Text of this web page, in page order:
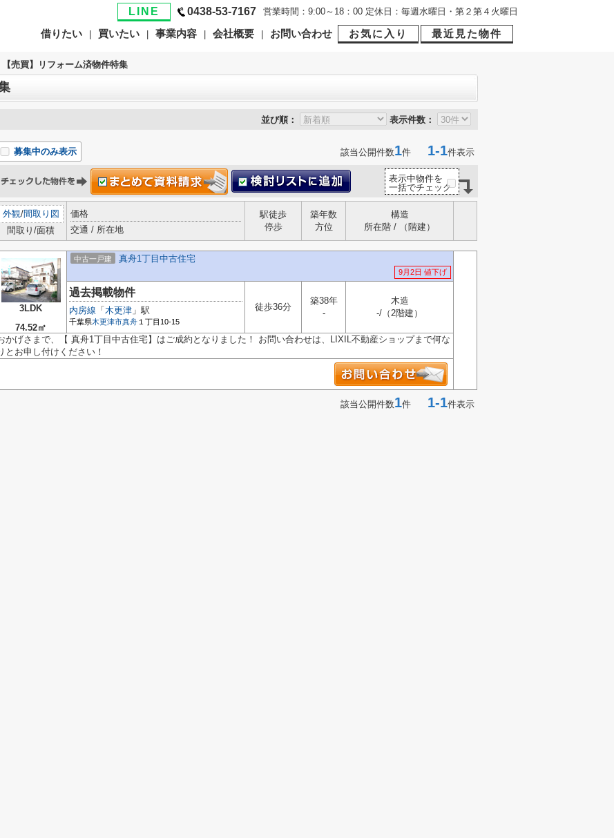
LINE 0438-53-7167 営業時間：9:00～18：00 定休日：毎週水曜日・第２第４火曜日
借りたい 買いたい 事業内容 会社概要 お問い合わせ お気に入り 最近見た物件
【売買】リフォーム済物件特集
並び順： 表示件数：
募集中のみ表示 該当公開件数1件 1-1件表示
表示中物件を
一括でチェック
外観/間取り図
間取り/面積
価格
交通 / 所在地
駅徒歩
停歩
築年数
方位
構造
所在階 / （階建）
3LDK
74.52㎡
中古一戸建 真舟1丁目中古住宅
9月2日 値下げ
過去掲載物件
内房線 「 木更津 」駅
千葉県木更津市真舟 １丁目10-15
徒歩36分
築38年
-
木造
-/（2階建）
かげさまで、【 真舟1丁目中古住宅】はご成約となりました！ お問い合わせは、LIXIL不動産ショップまで何な
とお申し付けください！
該当公開件数1件 1-1件表示